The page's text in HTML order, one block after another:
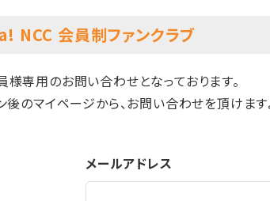
会員制ファンクラブ
専用のお問い合わせとなっております。
後のマイページから、お問い合わせを頂けます
メールアドレス